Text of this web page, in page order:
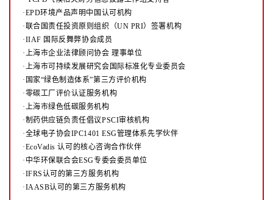
·EPD环境产品声明中国认可机构
·联合国责任投资原则组织（UN PRI）签署机构
·IIAF 国际反舞弊协会成员
·上海市企业法律顾问协会 理事单位
·上海市可持续发展研究会国际标准化专业委员会
·国家“绿色制造体系”第三方评价机构
·零碳工厂评价认证服务机构
·上海市绿色低碳服务机构
·制药供应链负责任倡议PSCI审核机构
·全球电子协会IPC1401 ESG管理体系先学伙伴
·EcoVadis 认可的核心咨询合作伙伴
·中华环保联合会ESG专委会委员单位
·IFRS认可的第三方服务机构
·IAASB认可的第三方服务机构